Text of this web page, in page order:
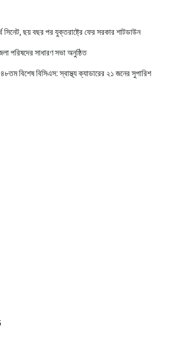
সিনেট, ছয় বছর পর যুক্তরাষ্ট্রে ফের সরকার শাটডাউন
পরিষদের সাধারণ সভা অনুষ্ঠিত
৪৮তম বিশেষ বিসিএস: স্বাস্থ্য ক্যাডারের ২১ জনের সুপারিশ